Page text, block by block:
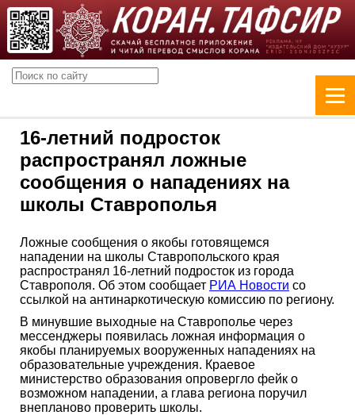
16-летний подросток
распространял ложные
сообщения о нападениях на
школы Ставрополья
Ложные сообщения о якобы готовящемся
нападении на школы Ставропольского края
распространял 16-летний подросток из города
Ставрополя. Об этом сообщает РИА Новости со
ссылкой на антинаркотическую комиссию по региону.
В минувшие выходные на Ставрополье через
мессенджеры появилась ложная информация о
якобы планируемых вооруженных нападениях на
образовательные учреждения. Краевое
министерство образования опровергло фейк о
возможном нападении, а глава региона поручил
внепланово проверить школы.